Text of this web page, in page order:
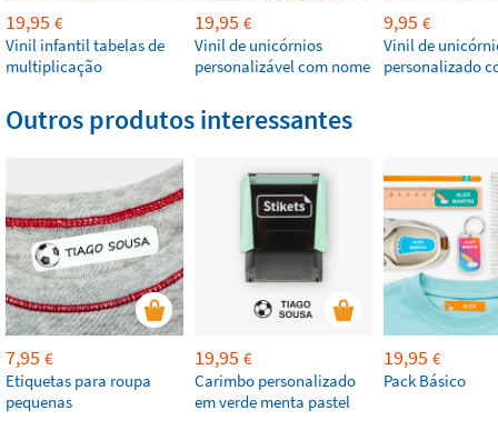
19,95 €
Vinil infantil tabelas de
multiplicação
19,95 €
Vinil de unicórnios
personalizável com nome
9,95 €
Vinil de
personalizado
Outros produtos interessantes
7,95 €
Etiquetas para roupa
pequenas
19,95 €
Carimbo personalizado
em verde menta pastel
19,95 €
Pack Básico